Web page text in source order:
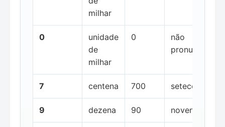
milhar
0
unidade
de
milhar
0
não
pronunciada
7 centena 700 setecentos
9 dezena 90 noventa